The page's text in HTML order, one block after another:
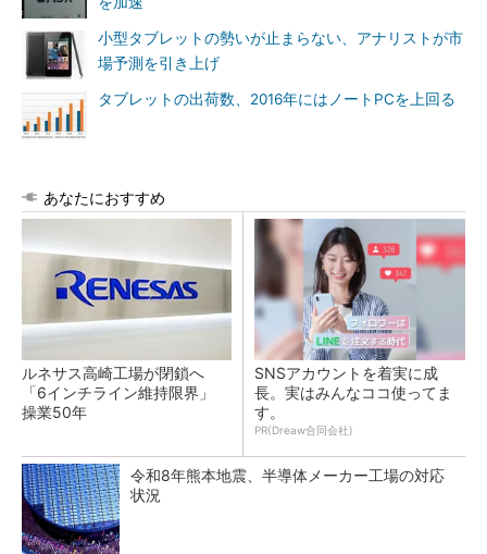
小型タブレットの勢いが止まらない、アナリストが市
場予測を引き上げ
タブレットの出荷数、2016年にはノートPCを上回る
あなたにおすすめ
ルネサス高崎工場が閉鎖へ
「6インチライン維持限界」
操業50年
SNSアカウントを着実に成
長。実はみんなココ使ってま
す。
PR(Dreaw合同会社)
令和8年熊本地震、半導体メーカー工場の対応
状況